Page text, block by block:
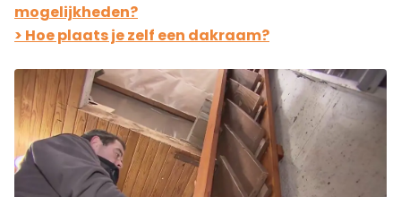
mogelijkheden?
> Hoe plaats je zelf een dakraam?